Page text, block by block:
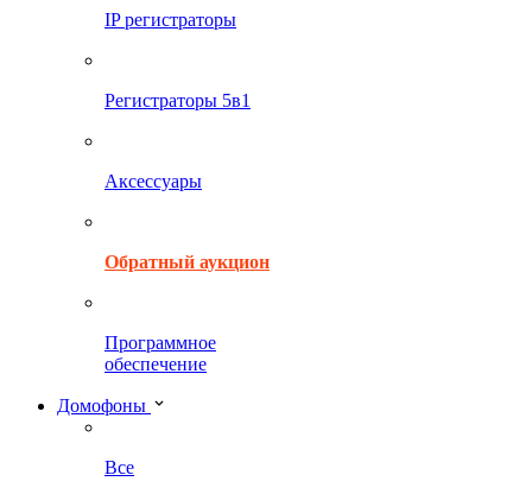
IP регистраторы
Регистраторы 5в1
Аксессуары
Обратный аукцион
Программное
обеспечение
Домофоны
Все